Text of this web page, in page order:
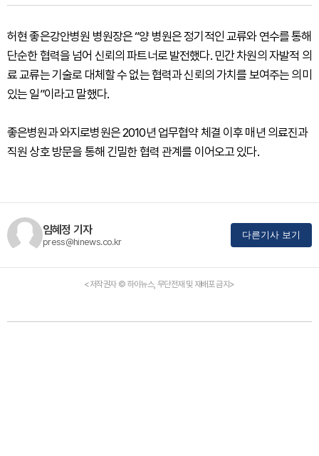
허현 좋은강안병원 병원장은 “양 병원은 정기적인 교류와 연수를 통해
단순한 협력을 넘어 신뢰의 파트너로 발전했다. 민간 차원의 자발적 의
료 교류는 기술로 대체할 수 없는 협력과 신뢰의 가치를 보여주는 의미
있는 일”이라고 말했다.
좋은병원과 와지로병원은 2010년 업무협약 체결 이후 매년 의료진과
직원 상호 방문을 통해 긴밀한 협력 관계를 이어오고 있다.
임혜정 기자
press@hinews.co.kr
다른기사 보기
<저작권자 © 하이뉴스, 무단전재 및 재배포 금지>